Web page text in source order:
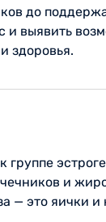
до
и выявить
здоровья.
и
— это яички